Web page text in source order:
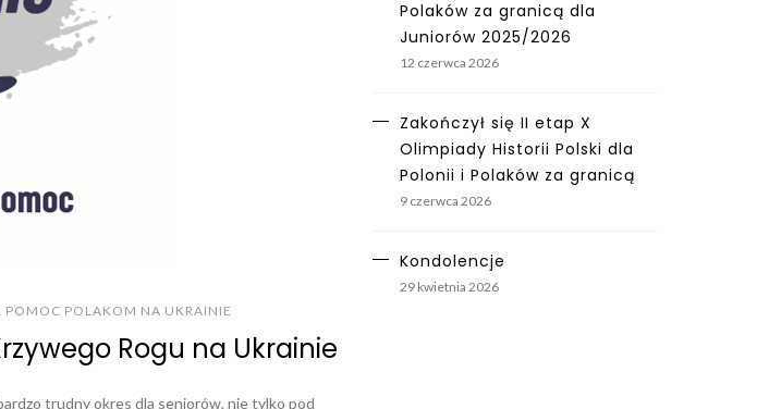
POMOC POLAKOM NA UKRAINIE
Rogu na Ukrainie
trudny okres dla seniorów, nie tylko pod
Polaków za granicą dla
Juniorów 2025/2026
12 czerwca 2026
Zakończył się II etap X
Olimpiady Historii Polski dla
Polonii i Polaków za granicą
9 czerwca 2026
Kondolencje
29 kwietnia 2026